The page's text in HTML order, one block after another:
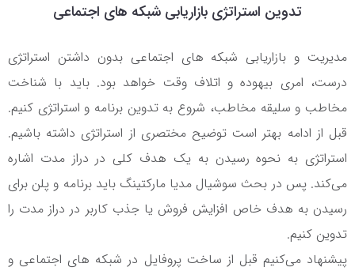
تدوین استراتژی بازاریابی شبکه های اجتماعی
مدیریت و بازاریابی شبکه های اجتماعی بدون داشتن استراتژی
درست، امری بیهوده و اتلاف وقت خواهد بود. باید با شناخت
مخاطب و سلیقه مخاطب، شروع به تدوین برنامه و استراتژی کنیم.
قبل از ادامه بهتر است توضیح مختصری از استراتژی داشته باشیم.
استراتژی به نحوه رسیدن به یک هدف کلی در دراز مدت اشاره
می‌کند. پس در بحث سوشیال مدیا مارکتینگ باید برنامه و پلن برای
رسیدن به هدف خاص افزایش فروش یا جذب کاربر در دراز مدت را
تدوین کنیم.
پیشنهاد می‌کنیم قبل از ساخت پروفایل در شبکه های اجتماعی و